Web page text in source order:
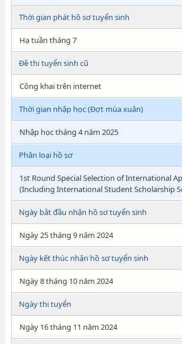
Thời gian phát hồ sơ tuyển sinh
Hạ tuần tháng 7
Đề thi tuyển sinh cũ
Công khai trên internet
Thời gian nhập học (Đợt mùa xuân)
Nhập học tháng 4 năm 2025
Phân loại hồ sơ
1st Round Special Selection of International
(Including International Student Scholarship
Ngày bắt đầu nhận hồ sơ tuyển sinh
Ngày 25 tháng 9 năm 2024
Ngày kết thúc nhận hồ sơ tuyển sinh
Ngày 8 tháng 10 năm 2024
Ngày thi tuyển
Ngày 16 tháng 11 năm 2024